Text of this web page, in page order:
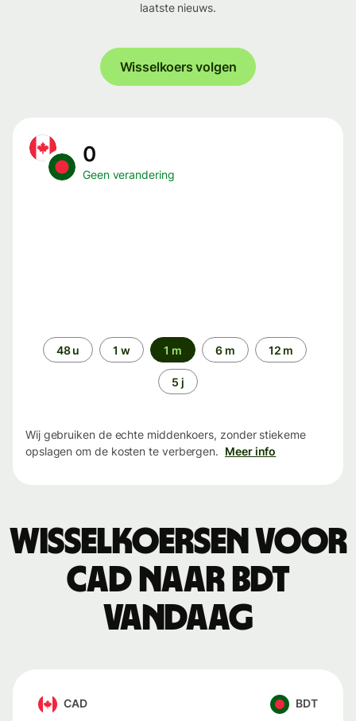
laatste nieuws.
Wisselkoers volgen
0
Geen verandering
Periode48 u 1 w 1 m 6 m 12 m
5 j
Wij gebruiken de echte middenkoers, zonder stiekeme
opslagen om de kosten te verbergen. Meer info
Wisselkoersen voor
CAD naar BDT
vandaag
CAD BDT